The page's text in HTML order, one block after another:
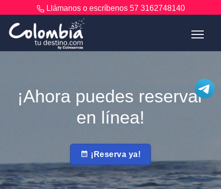
Llámanos o escríbenos 57 3162748140
¡Ahora puedes reservar
en línea!
¡Reserva ya!